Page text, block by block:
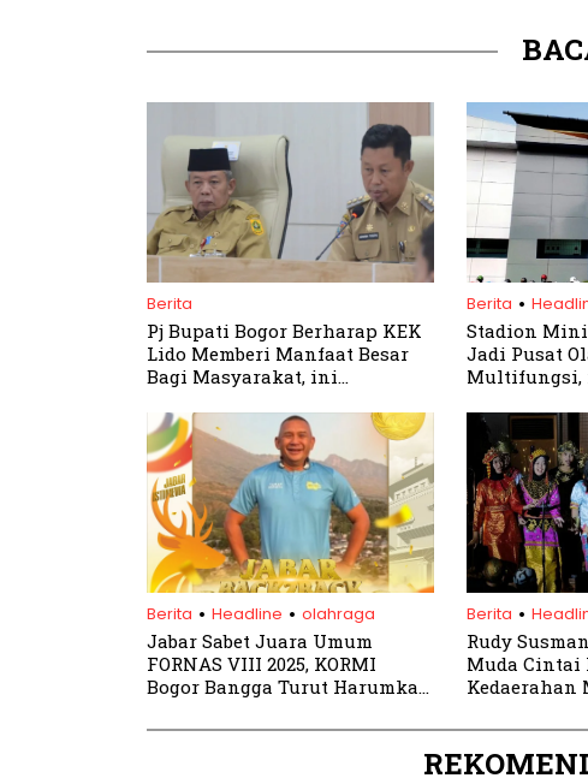
Berita
Pj Bupati Bogor Berharap KEK
Lido Memberi Manfaat Besar
Bagi Masyarakat, ini
Berita .
Stadion
Jadi Pusat
Multifungsi,
Berita . Headline . olahraga
Jabar Sabet Juara Umum
FORNAS VIII 2025, KORMI
Bogor Bangga Turut Harumkan
Berita .
Rudy
Muda Cintai
Kedaerahan